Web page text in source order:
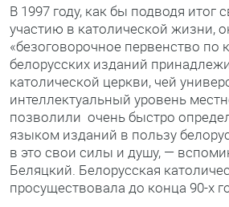
В 1997 году, как бы подводя итог
участию в католической жизни,
«безоговорочное первенство по
белорусских изданий
католической церкви, чей
интеллектуальный уровень
позволили очень быстро
языком изданий в пользу
в это свои силы и душу, —
Беляцкий. Белорусская
просуществовала до конца 90-х